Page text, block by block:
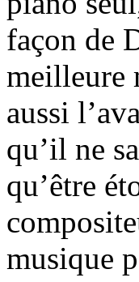
façon de
meilleure
aussi
qu’il ne
qu’être
musique